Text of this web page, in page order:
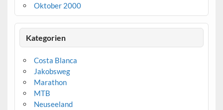
Oktober 2000
Kategorien
Costa Blanca
Jakobsweg
Marathon
MTB
Neuseeland